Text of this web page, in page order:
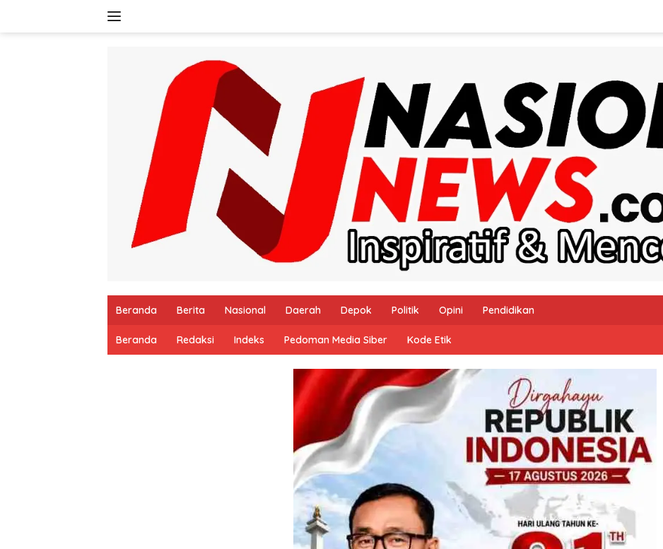
Beranda Berita Nasional Daerah Depok Politik Opini Pendidikan
Beranda Redaksi Indeks Pedoman Media Siber Kode Etik